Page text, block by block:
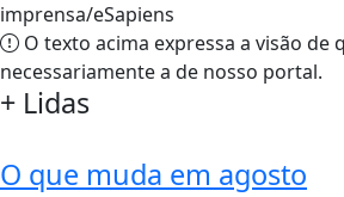
imprensa/eSapiens
O texto acima expressa a visão de
necessariamente a de nosso portal.
+ Lidas
O que muda em agosto